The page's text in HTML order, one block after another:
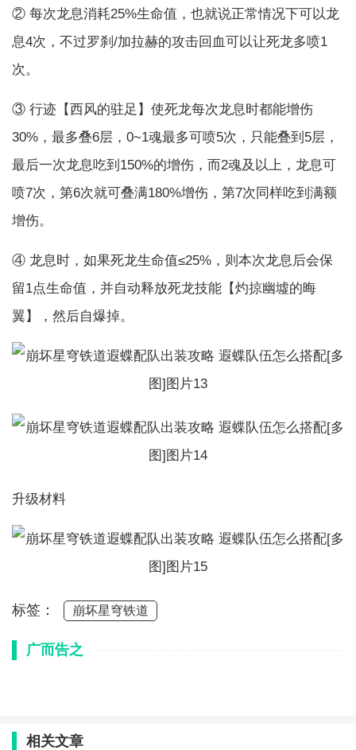
② 每次龙息消耗25%生命值，也就说正常情况下可以龙
息4次，不过罗刹/加拉赫的攻击回血可以让死龙多喷1
次。
③ 行迹【西风的驻足】使死龙每次龙息时都能增伤
30%，最多叠6层，0~1魂最多可喷5次，只能叠到5层，
最后一次龙息吃到150%的增伤，而2魂及以上，龙息可
喷7次，第6次就可叠满180%增伤，第7次同样吃到满额
增伤。
④ 龙息时，如果死龙生命值≤25%，则本次龙息后会保
留1点生命值，并自动释放死龙技能【灼掠幽墟的晦
翼】，然后自爆掉。
升级材料
标签： 崩坏星穹铁道
广而告之
相关文章